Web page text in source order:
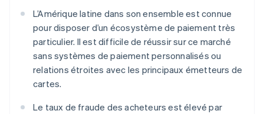
L’Amérique latine dans son ensemble est connue
pour disposer d’un écosystème de paiement très
particulier. Il est difficile de réussir sur ce marché
sans systèmes de paiement personnalisés ou
relations étroites avec les principaux émetteurs de
cartes.
Le taux de fraude des acheteurs est élevé par